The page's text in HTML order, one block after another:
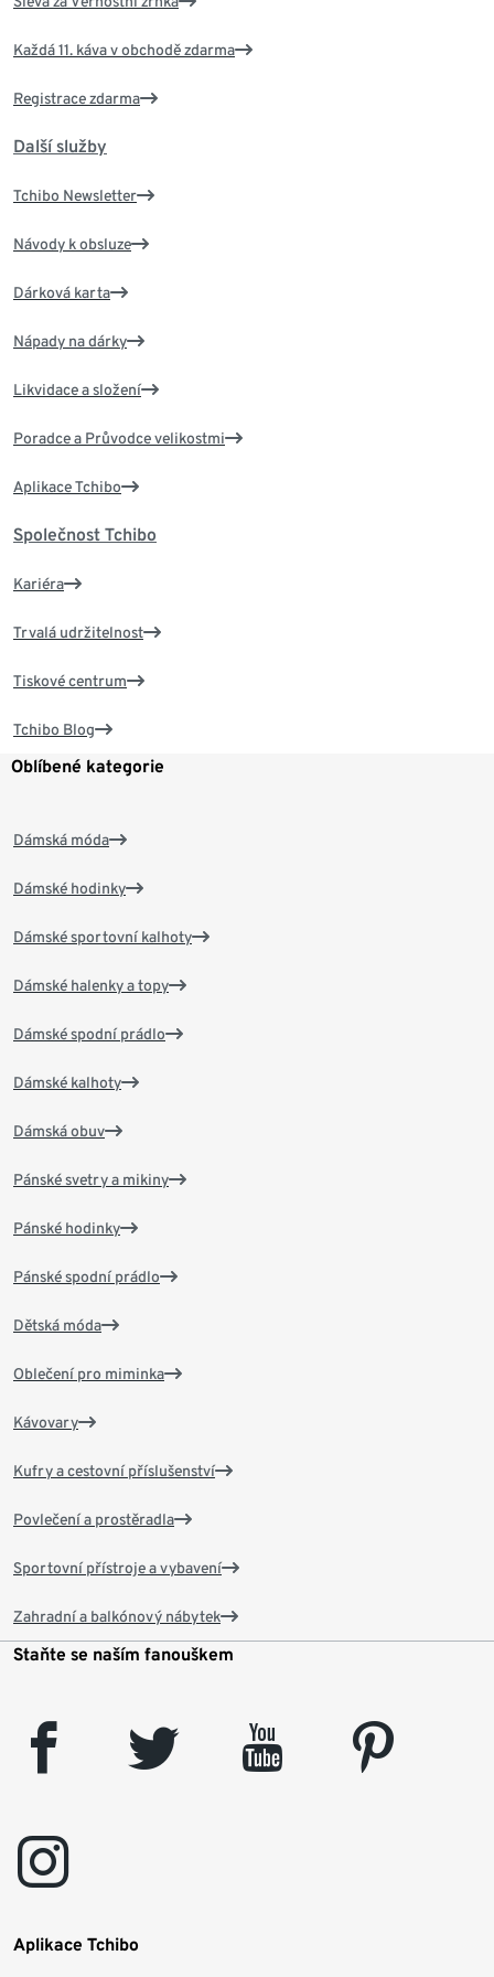
Každá 11. káva v obchodě zdarma
Registrace zdarma
Další služby
Tchibo Newsletter
Návody k obsluze
Dárková karta
Nápady na dárky
Likvidace a složení
Poradce a Průvodce velikostmi
Aplikace Tchibo
Společnost Tchibo
Kariéra
Trvalá udržitelnost
Tiskové centrum
Tchibo Blog
Oblíbené kategorie
Dámská móda
Dámské hodinky
Dámské sportovní kalhoty
Dámské halenky a topy
Dámské spodní prádlo
Dámské kalhoty
Dámská obuv
Pánské svetry a mikiny
Pánské hodinky
Pánské spodní prádlo
Dětská móda
Oblečení pro miminka
Kávovary
Kufry a cestovní příslušenství
Povlečení a prostěradla
Sportovní přístroje a vybavení
Zahradní a balkónový nábytek
Staňte se naším fanouškem
facebook twitter youtube
pinterest
instagram
Aplikace Tchibo